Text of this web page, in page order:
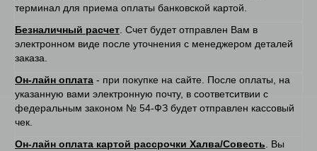
терминал для приема оплаты банковской картой.
Безналичный расчет . Счет будет отправлен Вам в
электронном виде после уточнения с менеджером деталей
заказа.
Он-лайн оплата - при покупке на сайте. После оплаты, на
указанную вами электронную почту, в соответситвии с
федеральным законом № 54-ФЗ будет отправлен кассовый
чек.
Он-лайн оплата картой рассрочки Халва/Совесть . Вы